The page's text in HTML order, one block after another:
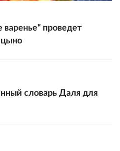
варенье" проведет
словарь Даля для